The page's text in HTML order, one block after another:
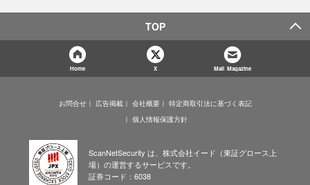
TOP
Home X Mail Magazine
お問合せ 広告掲載 会社概要
特定商取引法に基づく表記
個人情報保護方針
ScanNetSecurity は、株式会社イード（東証グロース上
場）の運営するサービスです。
証券コード：6038